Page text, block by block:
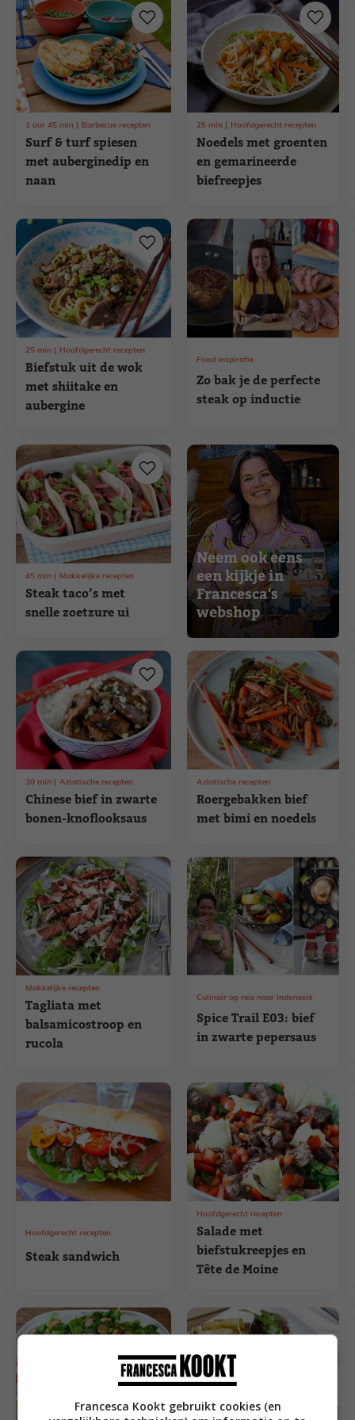
Surf & turf spiesen
met auberginedip en
naan
1 uur 45 min Barbecue recepten
Noedels met groenten
en gemarineerde
biefreepjes
25 min Hoofdgerecht recepten
Biefstuk uit de wok
met shiitake en
aubergine
25 min Hoofdgerecht recepten
Zo bak je de perfecte
steak op inductie
Food inspiratie
Steak taco’s met
snelle zoetzure ui
45 min Makkelijke recepten
Neem ook eens
een kijkje in
Francesca's
webshop
Chinese bief in zwarte
bonen-knoflooksaus
30 min Aziatische recepten
Roergebakken bief
met bimi en noedels
Aziatische recepten
Tagliata met
balsamicostroop en
rucola
Makkelijke recepten
Spice Trail E03: bief
in zwarte pepersaus
Culinair op reis naar Indonesië
Steak sandwich
Hoofdgerecht recepten
Salade met
biefstukreepjes en
Tête de Moine
Hoofdgerecht recepten
Francesca Kookt gebruikt cookies (en